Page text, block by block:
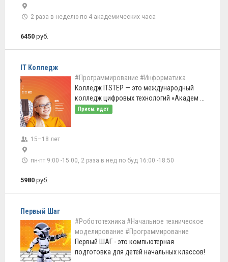
2 раза в неделю по 4 академических часа
6450 руб.
IT Колледж
#Программирование #Информатика
Колледж IТSTEP — это международный
колледж цифровых технологий «Академ ...
Прием: идет
15–18 лет
пн-пт 9:00 -15:00, 2 раза в нед по буд 16:00 -18:50
5980 руб.
Первый Шаг
#Робототехника #Начальное техническое
моделирование #Программирование
Первый ШАГ - это компьютерная
подготовка для детей начальных классов!